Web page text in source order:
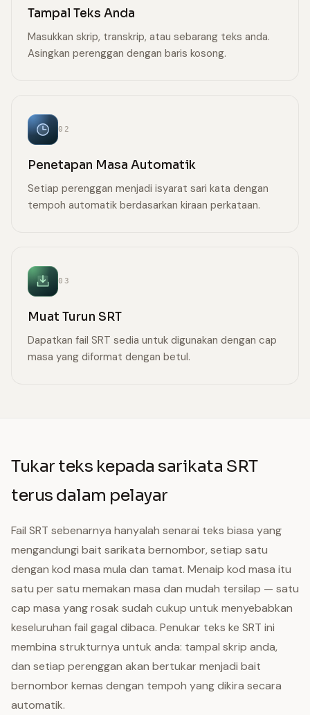
Tampal Teks Anda
Masukkan skrip, transkrip, atau sebarang teks anda.
Asingkan perenggan dengan baris kosong.
02
Penetapan Masa Automatik
Setiap perenggan menjadi isyarat sari kata dengan
tempoh automatik berdasarkan kiraan perkataan.
03
Muat Turun SRT
Dapatkan fail SRT sedia untuk digunakan dengan cap
masa yang diformat dengan betul.
Tukar teks kepada sarikata SRT
terus dalam pelayar
Fail SRT sebenarnya hanyalah senarai teks biasa yang
mengandungi bait sarikata bernombor, setiap satu
dengan kod masa mula dan tamat. Menaip kod masa itu
satu per satu memakan masa dan mudah tersilap — satu
cap masa yang rosak sudah cukup untuk menyebabkan
keseluruhan fail gagal dibaca. Penukar teks ke SRT ini
membina strukturnya untuk anda: tampal skrip anda,
dan setiap perenggan akan bertukar menjadi bait
bernombor kemas dengan tempoh yang dikira secara
automatik.